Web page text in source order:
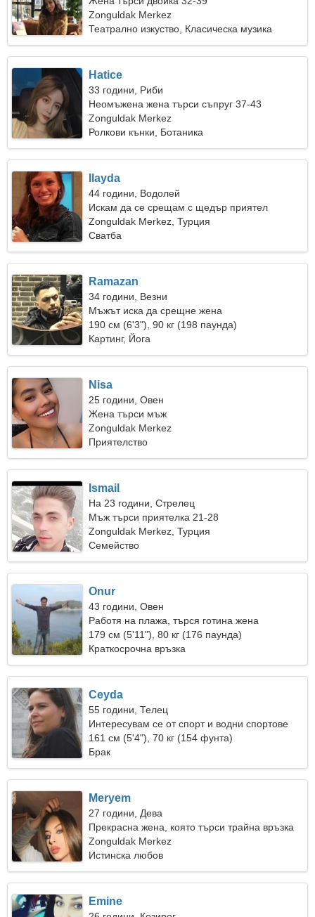
Zonguldak Merkez
Театрално изкуство, Класическа музика
Hatice
33 години, Риби
Неомъжена жена търси съпруг 37-43
Zonguldak Merkez
Ролкови кънки, Ботаника
Ilayda
44 години, Водолей
Искам да се срещам с щедър приятел
Zonguldak Merkez, Турция
Сватба
Ramazan
34 години, Везни
Мъжът иска да срещне жена
190 см (6'3"), 90 кг (198 паунда)
Картинг, Йога
Nisa
25 години, Овен
Жена търси мъж
Zonguldak Merkez
Приятелство
Ismail
На 23 години, Стрелец
Мъж търси приятелка 21-28
Zonguldak Merkez, Турция
Семейство
Onur
43 години, Овен
Работя на плажа, търся готина жена
179 см (5'11"), 80 кг (176 паунда)
Краткосрочна връзка
Ceyda
55 години, Телец
Интересувам се от спорт и водни спортове
161 см (5'4"), 70 кг (154 фунта)
Брак
Meryem
27 години, Дева
Прекрасна жена, която търси трайна връзка
Zonguldak Merkez
Истинска любов
Emine